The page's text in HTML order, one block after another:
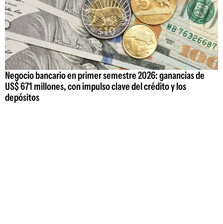
Negocio bancario en primer semestre 2026: ganancias de
US$ 671 millones, con impulso clave del crédito y los
depósitos